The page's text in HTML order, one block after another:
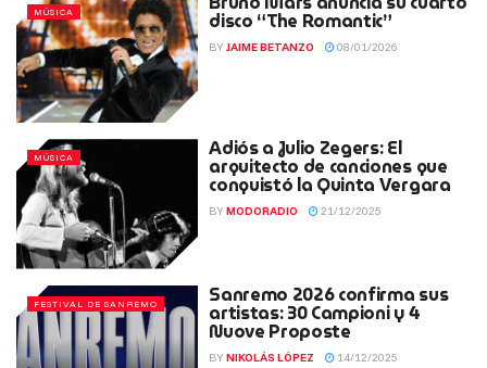
MÚSICA disco “The Romantic”
BY JAIME BETANZO 08/01/2026
MÚSICA Adiós a Julio Zegers: El
arquitecto de canciones que
conquistó la Quinta Vergara
BY MODORADIO 21/12/2025
FESTIVAL DE SANREMO Sanremo 2026 confirma sus
artistas: 30 Campioni y 4
Nuove Proposte
BY NIKOLÁS LÓPEZ 14/12/2025